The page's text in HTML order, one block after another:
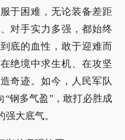
于困难，无论装备差距
对手实力多强，都始终
底的血性，敢于迎难而
绝境中求生机、在攻坚
奇迹。如今，人民军队
“钢多气盈”，敢打必胜成
大底气。